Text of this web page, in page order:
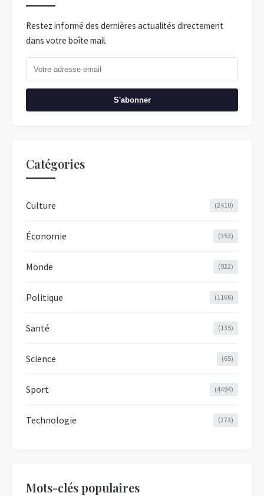
Restez informé des dernières actualités directement
dans votre boîte mail.
S'abonner
Catégories
Culture (2410)
Économie (353)
Monde (922)
Politique (1166)
Santé (135)
Science (65)
Sport (4494)
Technologie (273)
Mots-clés populaires